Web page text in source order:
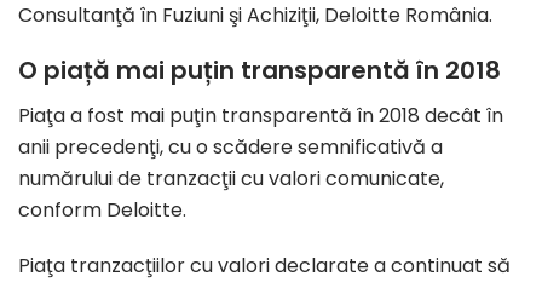
Consultanţă în Fuziuni şi Achiziţii, Deloitte România.
O piață mai puțin transparentă în 2018
Piaţa a fost mai puţin transparentă în 2018 decât în
anii precedenţi, cu o scădere semnificativă a
numărului de tranzacţii cu valori comunicate,
conform Deloitte.
Piaţa tranzacţiilor cu valori declarate a continuat să